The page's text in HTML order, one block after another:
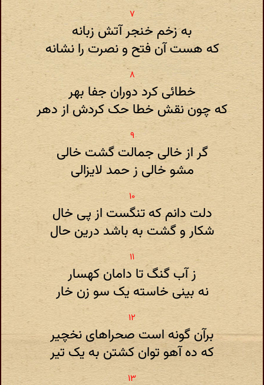
به زخم خنجر آتش زبانه
که هست آن فتح و نصرت را نشانه
خطائی کرد دوران جفا بهر
که چون نقش خطا حک کردش از دهر
گر از خالی جمالت گشت خالی
مشو خالی ز حمد لایزالی
دلت دانم که تنگست از پی خال
شکار و گشت به باشد درین حال
ز آب گنگ تا دامان کهسار
نه بینی خاسته یک سو زن خار
برآن گونه است صحراهای نخچیر
که ده آهو توان کشتن به یک تیر